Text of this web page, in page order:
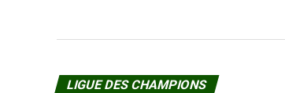
LIGUE DES CHAMPIONS